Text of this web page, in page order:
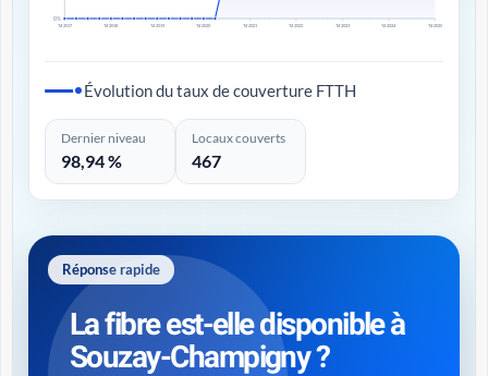
0%
T4 2017 T4 2018 T4 2019 T4 2020 T4 2021 T4 2022 T4 2023 T4 2024 T4 2025
Évolution du taux de couverture FTTH
Dernier niveau
98,94 %
Locaux couverts
467
Réponse rapide
La fibre est-elle disponible à
Souzay-Champigny ?